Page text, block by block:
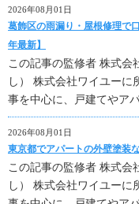
2026年08月01日
葛飾区の雨漏り・屋根修理で
年最新】
この記事の監修者 株式
し） 株式会社ワイユーに
事を中心に、戸建てやア
2026年08月01日
東京都でアパートの外壁塗装
この記事の監修者 株式
し） 株式会社ワイユーに